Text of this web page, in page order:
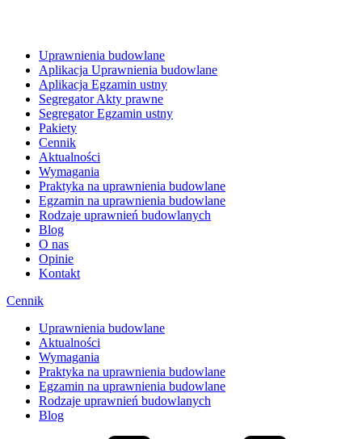
Uprawnienia budowlane
Aplikacja Uprawnienia budowlane
Aplikacja Egzamin ustny
Segregator Akty prawne
Segregator Egzamin ustny
Pakiety
Cennik
Aktualności
Wymagania
Praktyka na uprawnienia budowlane
Egzamin na uprawnienia budowlane
Rodzaje uprawnień budowlanych
Blog
O nas
Opinie
Kontakt
Cennik
Uprawnienia budowlane
Aktualności
Wymagania
Praktyka na uprawnienia budowlane
Egzamin na uprawnienia budowlane
Rodzaje uprawnień budowlanych
Blog